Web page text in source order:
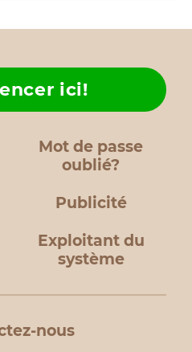
Mot de passe
oublié?
ici!
Publicité
Exploitant du
système
nous